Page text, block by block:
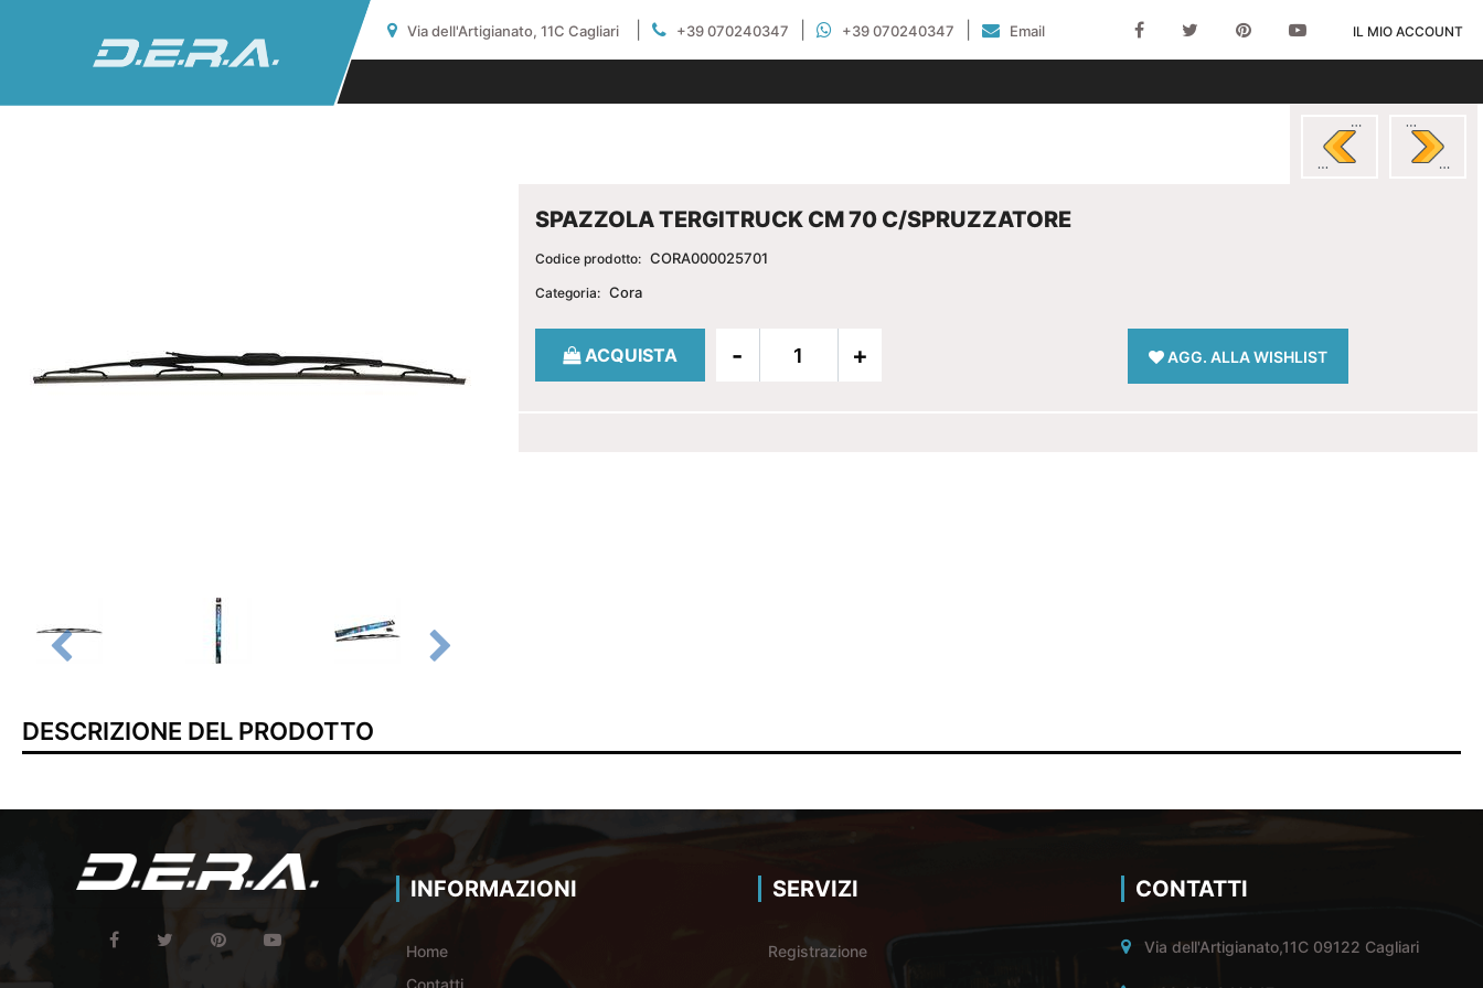
Via dell'Artigianato, 11C Cagliari +39 070240347 +39 070240347 Email IL MIO ACCOUNT
SPAZZOLA TERGITRUCK CM 70 C/SPRUZZATORE
Codice prodotto: CORA000025701
Categoria: Cora
Quantità
ACQUISTA AGG. ALLA WISHLIST
DESCRIZIONE DEL PRODOTTO
INFORMAZIONI
Home
SERVIZI
Registrazione
CONTATTI
Via dell'Artigianato,11C 09122 Cagliari